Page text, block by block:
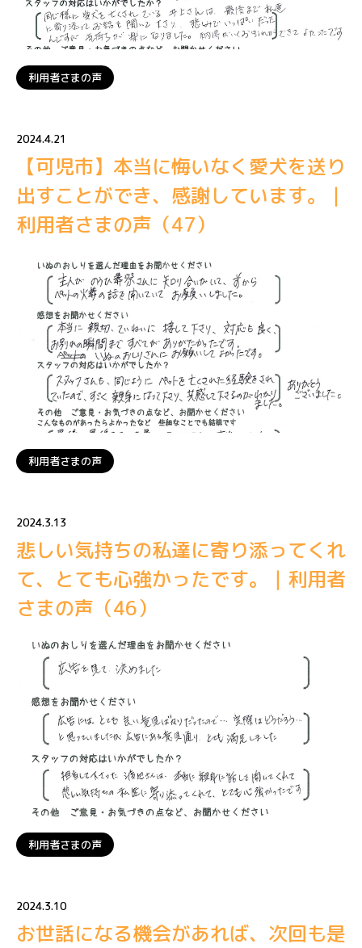
利用者さまの声
2024.4.21
【可児市】本当に悔いなく愛犬を送り
出すことができ、感謝しています。｜
利用者さまの声（47）
利用者さまの声
2024.3.13
悲しい気持ちの私達に寄り添ってくれ
て、とても心強かったです。｜利用者
さまの声（46）
利用者さまの声
2024.3.10
お世話になる機会があれば、次回も是